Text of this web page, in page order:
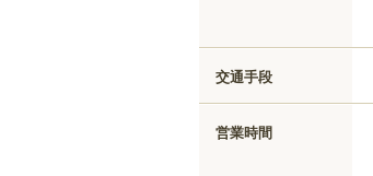
交通手段
営業時間